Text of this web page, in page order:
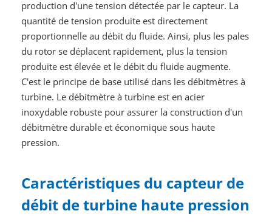
production d'une tension détectée par le capteur. La
quantité de tension produite est directement
proportionnelle au débit du fluide. Ainsi, plus les pales
du rotor se déplacent rapidement, plus la tension
produite est élevée et le débit du fluide augmente.
C'est le principe de base utilisé dans les débitmètres à
turbine. Le débitmètre à turbine est en acier
inoxydable robuste pour assurer la construction d'un
débitmètre durable et économique sous haute
pression.
Caractéristiques du capteur de
débit de turbine haute pression